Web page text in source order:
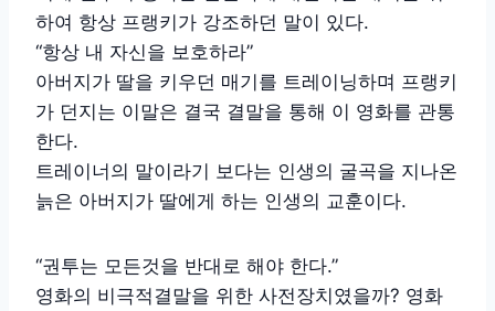
하여 항상 프랭키가 강조하던 말이 있다.
“항상 내 자신을 보호하라”
아버지가 딸을 키우던 매기를 트레이닝하며 프랭키
가 던지는 이말은 결국 결말을 통해 이 영화를 관통
한다.
트레이너의 말이라기 보다는 인생의 굴곡을 지나온
늙은 아버지가 딸에게 하는 인생의 교훈이다.
“권투는 모든것을 반대로 해야 한다.”
영화의 비극적결말을 위한 사전장치였을까? 영화